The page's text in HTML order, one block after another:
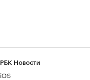
РБК Новости
iOS